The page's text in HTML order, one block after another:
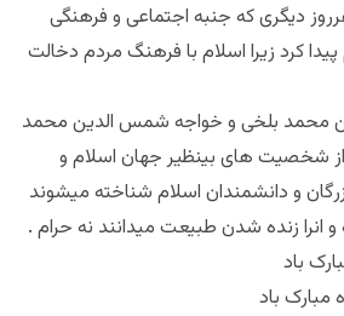
هرروز دیگری که جنبه اجتماعی و فرهنگی
پیدا کرد زیرا اسلام با فرهنگ مردم دخالت
محمد بلخی و خواجه شمس الدین محمد
شخصیت های بینظیر جهان اسلام و
و دانشمندان اسلام شناخته میشوند
و انرا زنده شدن طبیعت میدانند نه حرام .
باد
مبارک باد